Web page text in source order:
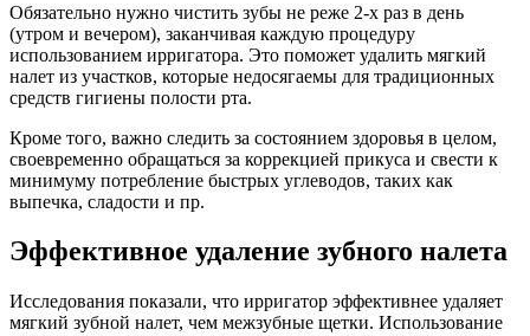
Обязательно нужно чистить зубы не реже 2-х раз в день
(утром и вечером), заканчивая каждую процедуру
использованием ирригатора. Это поможет удалить мягкий
налет из участков, которые недосягаемы для традиционных
средств гигиены полости рта.
Кроме того, важно следить за состоянием здоровья в целом,
своевременно обращаться за коррекцией прикуса и свести к
минимуму потребление быстрых углеводов, таких как
выпечка, сладости и пр.
Эффективное удаление зубного налета
Исследования показали, что ирригатор эффективнее удаляет
мягкий зубной налет, чем межзубные щетки. Использование